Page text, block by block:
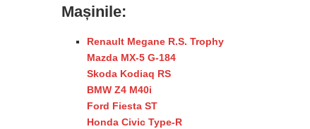
Mașinile:
Renault Megane R.S. Trophy
Mazda MX-5 G-184
Skoda Kodiaq RS
BMW Z4 M40i
Ford Fiesta ST
Honda Civic Type-R